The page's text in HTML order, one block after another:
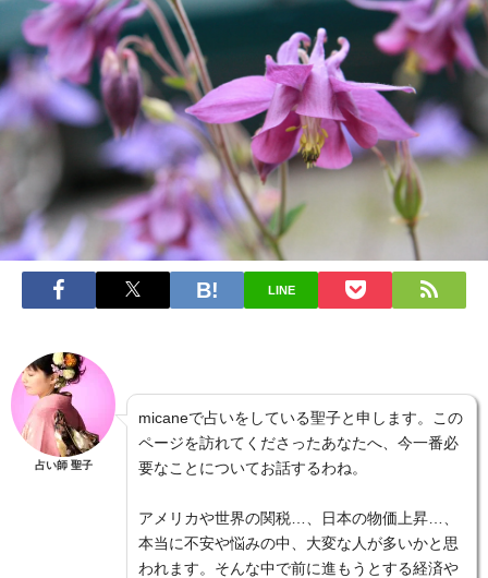
LINE
占い師 聖子
micaneで占いをしている聖子と申します。この
ページを訪れてくださったあなたへ、今一番必
要なことについてお話するわね。
アメリカや世界の関税…、日本の物価上昇…、
本当に不安や悩みの中、大変な人が多いかと思
われます。そんな中で前に進もうとする経済や